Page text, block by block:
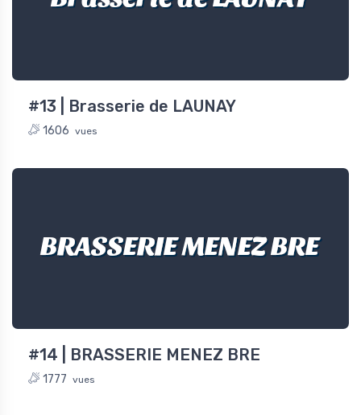
#13 | Brasserie de LAUNAY
1606 vues
BRASSERIE MENEZ BRE
#14 | BRASSERIE MENEZ BRE
1777 vues